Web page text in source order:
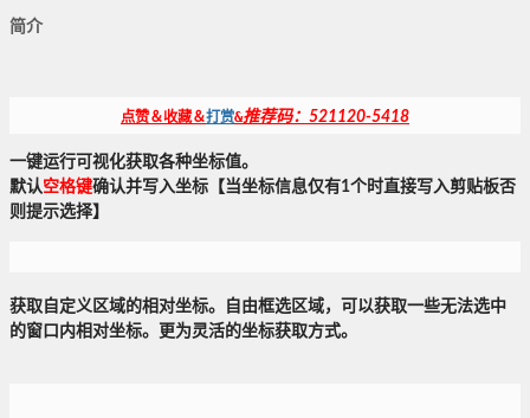
简介
点赞＆收藏＆打赏&推荐码： 521120-5418
一键运行可视化获取各种坐标值。
默认空格键确认并写入坐标【当坐标信息仅有1个时直接写入剪贴板否
则提示选择】
获取自定义区域的相对坐标。自由框选区域，可以获取一些无法选中
的窗口内相对坐标。更为灵活的坐标获取方式。